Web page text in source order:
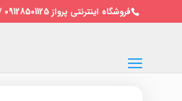
فروشگاه اینترنتی پرواز 09128501125 / 02122691010